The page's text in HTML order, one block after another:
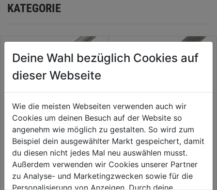
KATEGORIE
Vierteilkreisprofil Kunststoff
edelstahloptik
0.0 (0)
Winkelprofil Alu silber elox.
ungleichschenklig
0.0 (0)
0.0
Deine Wahl bezüglich Cookies auf
dieser Webseite
Wie die meisten Webseiten verwenden auch wir
Cookies um deinen Besuch auf der Website so
angenehm wie möglich zu gestalten. So wird zum
Beispiel dein ausgewählter Markt gespeichert, damit
du diesen nicht jedes Mal neu auswählen musst.
Außerdem verwenden wir Cookies unserer Partner
zu Analyse- und Marketingzwecken sowie für die
Personalisierung von Anzeigen. Durch deine